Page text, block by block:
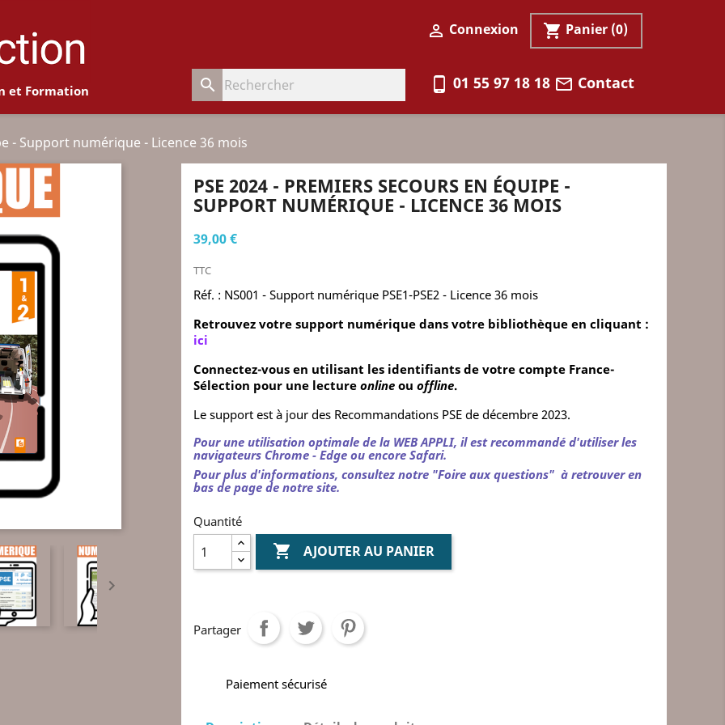
et Formation
 Connexion shopping_cart Panier (0)
search phone_android 01 55 97 18 18 mail_outline Contact
- Support numérique - Licence 36 mois

PSE 2024 - PREMIERS SECOURS EN ÉQUIPE -
SUPPORT NUMÉRIQUE - LICENCE 36 MOIS
39,00 €
TTC
Réf. : NS001 - Support numérique PSE1-PSE2 - Licence 36 mois
Retrouvez votre support numérique dans votre bibliothèque en cliquant :
ici
Connectez-vous en utilisant les identifiants de votre compte France-
Sélection pour une lecture online ou offline.
Le support est à jour des Recommandations PSE de décembre 2023.
Pour une utilisation optimale de la WEB APPLI, il est recommandé d'utiliser les
navigateurs Chrome - Edge ou encore Safari.
Pour plus d'informations, consultez notre "Foire aux questions" à retrouver en
bas de page de notre site.
Quantité
 AJOUTER AU PANIER
Partager
Paiement sécurisé